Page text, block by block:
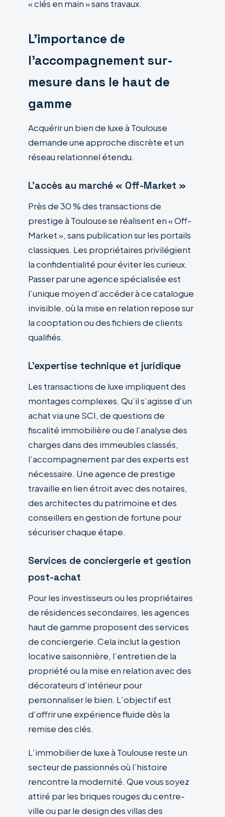
« clés en main » sans travaux.
L’importance de
l’accompagnement sur-
mesure dans le haut de
gamme
Acquérir un bien de luxe à Toulouse
demande une approche discrète et un
réseau relationnel étendu.
L’accès au marché « Off-Market »
Près de 30 % des transactions de
prestige à Toulouse se réalisent en « Off-
Market », sans publication sur les portails
classiques. Les propriétaires privilégient
la confidentialité pour éviter les curieux.
Passer par une agence spécialisée est
l’unique moyen d’accéder à ce catalogue
invisible, où la mise en relation repose sur
la cooptation ou des fichiers de clients
qualifiés.
L’expertise technique et juridique
Les transactions de luxe impliquent des
montages complexes. Qu’il s’agisse d’un
achat via une SCI, de questions de
fiscalité immobilière ou de l’analyse des
charges dans des immeubles classés,
l’accompagnement par des experts est
nécessaire. Une agence de prestige
travaille en lien étroit avec des notaires,
des architectes du patrimoine et des
conseillers en gestion de fortune pour
sécuriser chaque étape.
Services de conciergerie et gestion
post-achat
Pour les investisseurs ou les propriétaires
de résidences secondaires, les agences
haut de gamme proposent des services
de conciergerie. Cela inclut la gestion
locative saisonnière, l’entretien de la
propriété ou la mise en relation avec des
décorateurs d’intérieur pour
personnaliser le bien. L’objectif est
d’offrir une expérience fluide dès la
remise des clés.
L’immobilier de luxe à Toulouse reste un
secteur de passionnés où l’histoire
rencontre la modernité. Que vous soyez
attiré par les briques rouges du centre-
ville ou par le design des villas des